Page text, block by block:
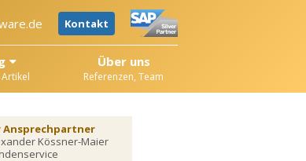
Kontakt
Über uns
Referenzen, Team
Ansprechpartner
Kössner-Maier